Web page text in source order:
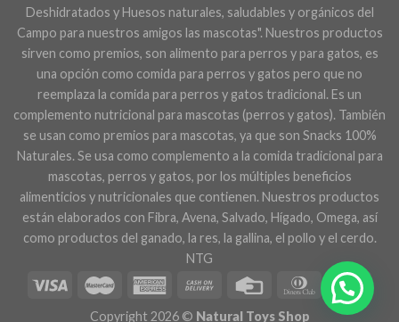
Deshidratados y Huesos naturales, saludables y orgánicos del
Campo para nuestros amigos las mascotas". Nuestros productos
sirven como premios, son alimento para perros y para gatos, es
una opción como comida para perros y gatos pero que no
reemplaza la comida para perros y gatos tradicional. Es un
complemento nutricional para mascotas (perros y gatos). También
se usan como premios para mascotas, ya que son Snacks 100%
Naturales. Se usa como complemento a la comida tradicional para
mascotas, perros y gatos, por los múltiples beneficios
alimenticios y nutricionales que contienen. Nuestros productos
están elaborados con Fibra, Avena, Salvado, Hígado, Omega, así
como productos del ganado, la res, la gallina, el pollo y el cerdo.
NTG
Copyright 2026 © Natural Toys Shop